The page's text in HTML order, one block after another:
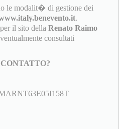
le modalit� di gestione dei
.
il sito dellaRenato Raimo
consultati